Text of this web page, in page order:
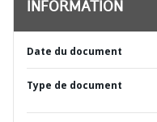
INFORMATION
Date du document
Type de document